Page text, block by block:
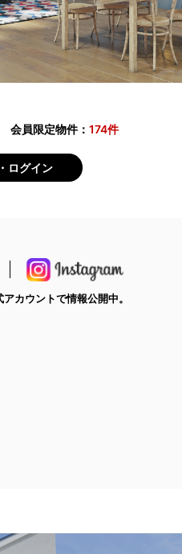
会員限定物件：174件
ログイン
カウントで情報公開中。